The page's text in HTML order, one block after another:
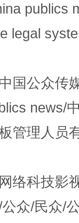
publics
legal
国公众传
news/
管理人员
络科技影
众/民众/